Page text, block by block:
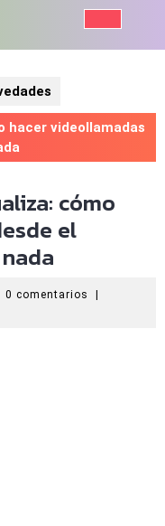
hacer videollamadas
cómo
el
0 comentarios